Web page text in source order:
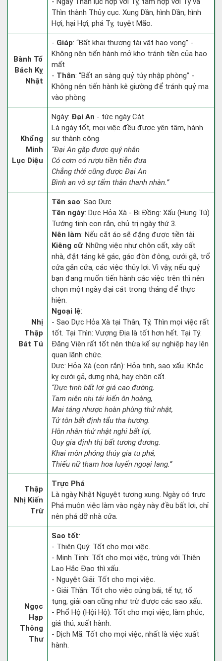
Thìn thành Thủy cục. Xung Dần, hình Dần, hình
Hợi, hại Hợi, phá Tỵ, tuyệt Mão.
Bành Tổ
Bách Kỵ
Nhật
- Giáp: “Bất khai thương tài vật hao vong” -
Không nên tiến hành mở kho tránh tiền của hao
mất
- Thân: “Bất an sàng quỷ túy nhập phòng” -
Không nên tiến hành kê giường để tránh quỷ ma
vào phòng
Khổng
Minh
Lục Diệu
Ngày: Đại An - tức ngày Cát.
Là ngày tốt, mọi việc đều được yên tâm, hành
sự thành công.
“Đại An gặp được quý nhân
Có cơm có rượu tiền tiễn đưa
Chẳng thời cũng được Đại An
Bình an vô sự tấm thân thanh nhàn.”
Nhị
Thập
Bát Tú
Tên sao: Sao Dực
Tên ngày: Dực Hỏa Xà - Bi Đồng: Xấu (Hung Tú)
Tướng tinh con rắn, chủ trị ngày thứ 3.
Nên làm: Nếu cắt áo sẽ đặng được tiền tài.
Kiêng cữ: Những việc như chôn cất, xây cất
nhà, đặt táng kê gác, gác đòn đông, cưới gã, trổ
cửa gắn cửa, các việc thủy lợi. Vì vậy, nếu quý
bạn đang muốn tiến hành các việc trên thì nên
chọn một ngày đại cát trong tháng để thực
hiện.
Ngoại lệ:
- Sao Dực Hỏa Xà tại Thân, Tý, Thìn mọi việc rất
tốt. Tại Thìn: Vượng Địa là tốt hơn hết. Tại Tý:
Đăng Viên rất tốt nên thừa kế sự nghiệp hay lên
quan lãnh chức.
Dực: Hỏa Xà (con rắn): Hỏa tinh, sao xấu. Khắc
kỵ cưới gả, dựng nhà, hay chôn cất.
“Dực tinh bất lợi giá cao đường,
Tam niên nhị tái kiến ôn hoàng,
Mai táng nhược hoàn phùng thử nhật,
Tử tôn bất định tẩu tha hương.
Hôn nhân thử nhật nghi bất lợi,
Quy gia định thị bất tương đương.
Khai môn phóng thủy gia tu phá,
Thiếu nữ tham hoa luyến ngoại lang.”
Thập
Nhị Kiến
Trừ
Trực Phá
Là ngày Nhật Nguyệt tương xung. Ngày có trực
Phá muôn việc làm vào ngày này đều bất lợi, chỉ
nên phá dỡ nhà cửa.
Ngọc
Hạp
Thông
Thư
Sao tốt:
- Thiên Quý: Tốt cho mọi việc.
- Minh Tinh: Tốt cho mọi việc, trùng với Thiên
Lao Hắc Đạo thì xấu.
- Nguyệt Giải: Tốt cho mọi việc.
- Giải Thần: Tốt cho việc cúng bái, tế tự, tố
tụng, giải oan cũng như trừ được các sao xấu.
- Phổ Hộ (Hội Hộ): Tốt cho mọi việc, làm phúc,
giá thú, xuất hành.
- Dịch Mã: Tốt cho mọi việc, nhất là việc xuất
hành.